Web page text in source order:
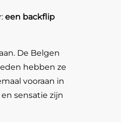
een backflip
De Belgen
hebben ze
vooraan in
sensatie zijn